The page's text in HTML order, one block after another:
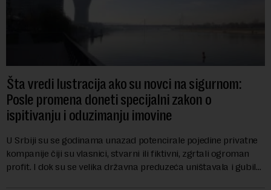
Šta vredi lustracija ako su novci na sigurnom:
Posle promena doneti specijalni zakon o
ispitivanju i oduzimanju imovine
U Srbiji su se godinama unazad potencirale pojedine privatne
kompanije čiji su vlasnici, stvarni ili fiktivni, zgrtali ogroman
profit. I dok su se velika državna preduzeća uništavala i gubila